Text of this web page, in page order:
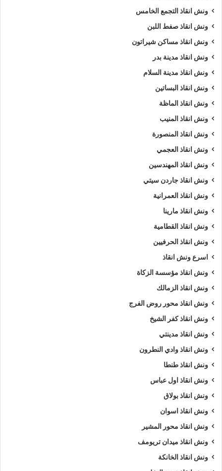
ونش انقاذ التجمع الخامس
ونش انقاذ صفط اللبن
ونش انقاذ مساكن شيراتون
ونش انقاذ مدينة بدر
ونش انقاذ مدينة السلام
ونش انقاذ البساتين
ونش انقاذ الماظة
ونش انقاذ المنيب
ونش انقاذ المنصورة
ونش انقاذ العجمي
ونش انقاذ المهندسين
ونش انقاذ جاردن سيتي
ونش انقاذ العمرانية
ونش انقاذ مارينا
ونش انقاذ القطامية
ونش انقاذ الحرفيين
اسرع ونش انقاذ
ونش انقاذ مؤسسة الزكاة
ونش انقاذ الزمالك
ونش انقاذ محور روض الفرج
ونش انقاذ كفر الشيخ
ونش انقاذ مدينتي
ونش انقاذ وادي النطرون
ونش انقاذ طنطا
ونش انقاذ اول عباس
ونش انقاذ بولاق
ونش انقاذ اسوان
ونش انقاذ محور المشير
ونش انقاذ ميدان تريومف
ونش انقاذ الخانكة